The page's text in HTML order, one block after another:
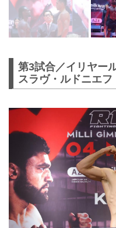
第3試合／イリヤー
スラヴ・ルドニエフ